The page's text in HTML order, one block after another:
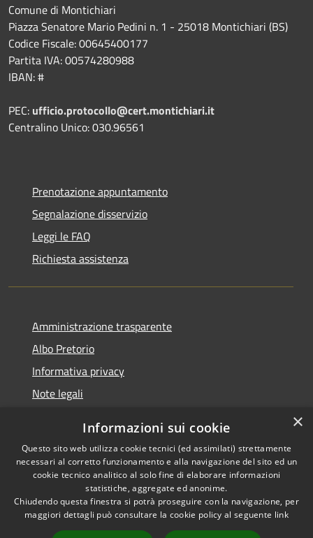
Comune di Montichiari
Piazza Senatore Mario Pedini n. 1 - 25018 Montichiari (BS)
Codice Fiscale: 00645400177
Partita IVA: 00574280988
IBAN: #
PEC: ufficio.protocollo@cert.montichiari.it
Centralino Unico: 030.96561
Prenotazione appuntamento
Segnalazione disservizio
Leggi le FAQ
Richiesta assistenza
Amministrazione trasparente
Albo Pretorio
Informativa privacy
Note legali
Whisteblowing
RSS
Accessibilità
Copyright © 2026 • Comune di
×
Informazioni sui cookie
Questo sito web utilizza cookie tecnici (ed assimilati) strettamente
necessari al corretto funzionamento e alla navigazione del sito ed un
cookie tecnico analitico al solo fine di elaborare informazioni
statistiche, aggregate ed anonime.
Chiudendo questa finestra si potrà proseguire con la navigazione, per
maggiori dettagli può consultare la cookie policy al seguente link